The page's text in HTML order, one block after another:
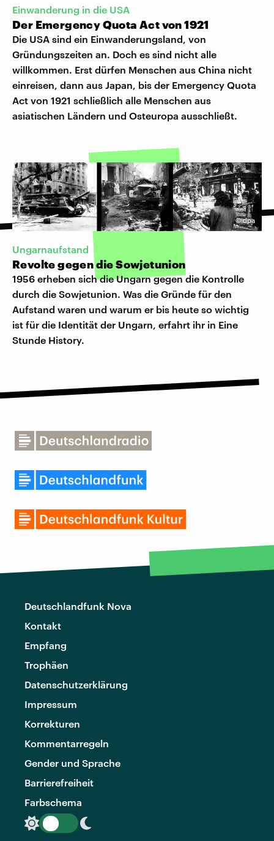
Einwanderung in die USA
Der Emergency Quota Act von 1921
Die USA sind ein Einwanderungsland, von
Gründungszeiten an. Doch es sind nicht alle
willkommen. Erst dürfen Menschen aus China nicht
einreisen, dann aus Japan, bis der Emergency Quota
Act von 1921 schließlich alle Menschen aus
asiatischen Ländern und Osteuropa ausschließt.
©dpa
Ungarnaufstand
Revolte gegen die Sowjetunion
1956 erheben sich die Ungarn gegen die Kontrolle
durch die Sowjetunion. Was die Gründe für den
Aufstand waren und warum er bis heute so wichtig
ist für die Identität der Ungarn, erfahrt ihr in Eine
Stunde History.
Deutschlandfunk Nova
Kontakt
Empfang
Trophäen
Datenschutzerklärung
Impressum
Korrekturen
Kommentarregeln
Gender und Sprache
Barrierefreiheit
Farbschema